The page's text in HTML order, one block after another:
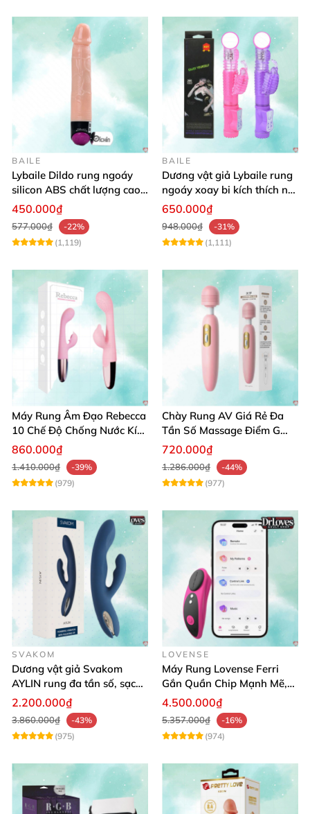
BAILE
Lybaile Dildo rung ngoáy
silicon ABS chất lượng cao
kích thước chuẩn
450.000₫
577.000₫
-22%
(1,119)
BAILE
Dương vật giả Lybaile rung
ngoáy xoay bi kích thích nữ
thủ dâm
650.000₫
948.000₫
-31%
(1,111)
Máy Rung Âm Đạo Rebecca
10 Chế Độ Chống Nước Kích
Thích Điểm G
860.000₫
1.410.000₫
-39%
(979)
Chày Rung AV Giá Rẻ Đa
Tần Số Massage Điểm G
Mát Xa Âm Vật
720.000₫
1.286.000₫
-44%
(977)
SVAKOM
Dương vật giả Svakom
AYLIN rung đa tần số, sạc
pin chống nước
2.200.000₫
3.860.000₫
-43%
(975)
LOVENSE
Máy Rung Lovense Ferri
Gắn Quần Chip Mạnh Mẽ,
Điều Khiển Qua App
4.500.000₫
5.357.000₫
-16%
(974)